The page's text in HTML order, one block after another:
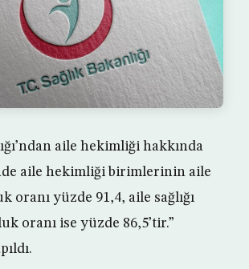
aile hekimliği hakkında
aile hekimliği birimlerinin aile
oranı yüzde 91,4, aile sağlığı
oranı ise yüzde 86,5’tir.”